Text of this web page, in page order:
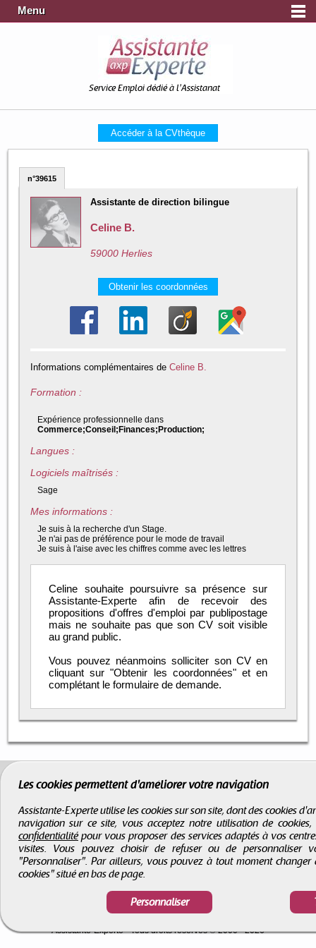
Menu
Service Emploi dédié à l'Assistanat
Accéder à la CVthèque
n°39615
Assistante de direction bilingue
Celine B.
59000 Herlies
Obtenir les coordonnées
Informations complémentaires de Celine B.
Formation :
Expérience professionnelle dans
Commerce;Conseil;Finances;Production;
Langues :
Logiciels maîtrisés :
Sage
Mes informations :
Je suis à la recherche d'un Stage.
Je n'ai pas de préférence pour le mode de travail
Je suis à l'aise avec les chiffres comme avec les lettres
Celine souhaite poursuivre sa présence sur
Assistante-Experte afin de recevoir des
propositions d'offres d'emploi par publipostage
mais ne souhaite pas que son CV soit visible
au grand public.
Vous pouvez néanmoins solliciter son CV en
cliquant sur "Obtenir les coordonnées" et en
complétant le formulaire de demande.
-Infos légales-Droits d'auteur
Assistante-Experte- Tous droits réservés © 2000 - 2026
Les cookies permettent d'améliorer votre navigation
Assistante-Experte utilise les cookies sur son site, dont des cookies
navigation sur ce site, vous acceptez notre utilisation de
confidentialitépour vous proposer des services adaptés à vos
visites. Vous pouvez choisir de refuser ou de
"Personnaliser". Par ailleurs, vous pouvez à tout moment
cookies" situé en bas de page.
Personnaliser